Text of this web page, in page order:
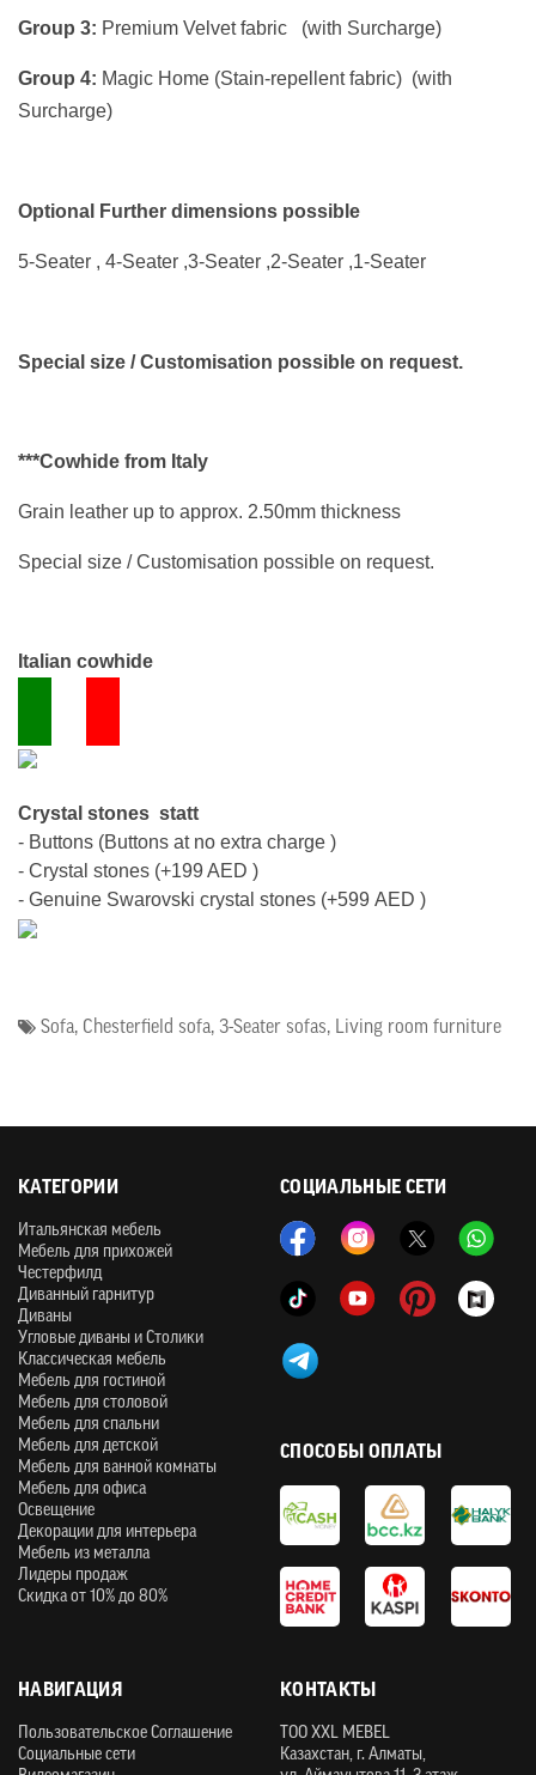
Group 3: Premium Velvet fabric (with Surcharge)
Group 4: Magic Home (Stain-repellent fabric) (with
Surcharge)
Optional Further dimensions possible
5-Seater , 4-Seater ,3-Seater ,2-Seater ,1-Seater
Special size / Customisation possible on request.
***Cowhide from Italy
Grain leather up to approx. 2.50mm thickness
Special size / Customisation possible on request.
Italian cowhide
Crystal stones statt
- Buttons (Buttons at no extra charge )
- Crystal stones (+199 AED )
- Genuine Swarovski crystal stones (+599 AED )
Sofa, Chesterfield sofa, 3-Seater sofas, Living room furniture
СОЦИАЛЬНЫЕ СЕТИ
КАТЕГОРИИ
Итальянская мебель
Мебель для прихожей
Честерфилд
Диванный гарнитур
Диваны
Угловые диваны и Столики
Классическая мебель
Мебель для гостиной
Мебель для столовой
Мебель для спальни
Мебель для детской
Мебель для ванной комнаты
Мебель для офиса
Освещение
Декорации для интерьера
Мебель из металла
Лидеры продаж
Скидка от 10% до 80%
НАВИГАЦИЯ
Пользовательское Соглашение
Социальные сети
СПОСОБЫ ОПЛАТЫ
КОНТАКТЫ
ТOO XXL MEBEL
Казахстан, г. Алматы,